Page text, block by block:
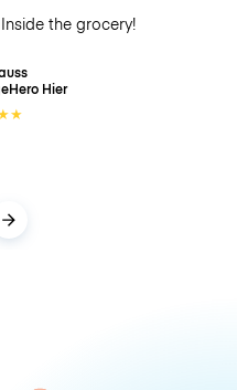
the grocery!
Hier
★